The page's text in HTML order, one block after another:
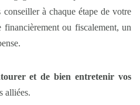
à chaque étape de votre
ou fiscalement, un
et de bien entretenir vos
alliées.